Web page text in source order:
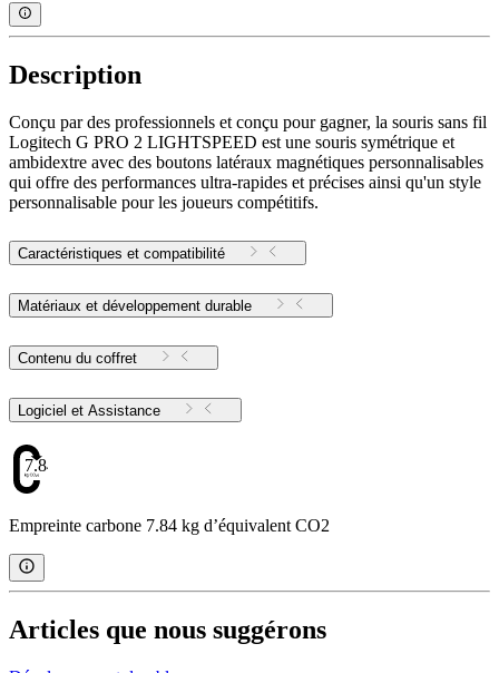
Description
Conçu par des professionnels et conçu pour gagner, la souris sans fil
Logitech G PRO 2 LIGHTSPEED est une souris symétrique et
ambidextre avec des boutons latéraux magnétiques personnalisables
qui offre des performances ultra-rapides et précises ainsi qu'un style
personnalisable pour les joueurs compétitifs.
Caractéristiques et compatibilité
Matériaux et développement durable
Contenu du coffret
Logiciel et Assistance
7.84
Empreinte carbone 7.84 kg d’équivalent CO2
Articles que nous suggérons